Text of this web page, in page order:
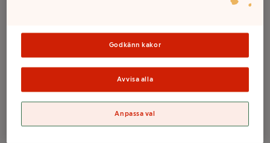
The Protein Bar
Hazelnut 60g
Oatlaws
Godkänn kakor
Avvisa alla
Anpassa val